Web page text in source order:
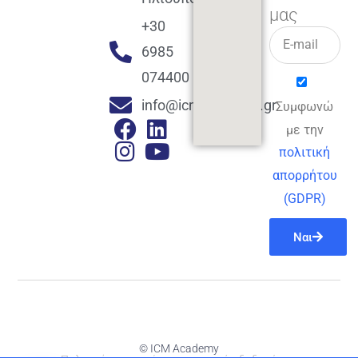
+30
6985
074400
info@icmacademy.gr
μας
Συμφωνώ
με την
πολιτική
απορρήτου
(GDPR)
Ναι
© ICM Academy